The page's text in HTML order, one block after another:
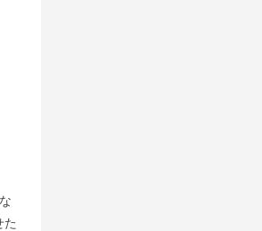
た